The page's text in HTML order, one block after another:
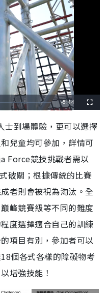
R
i
n
i
n
g
T
i
-5:44
u
s
c
e
e
到場體驗，更可以選擇
兒童均可參加，詳情可
Force競技挑戰者需以
破關；根據傳統的比賽
者則會被視為淘汰。全
峰競賽級等不同的難度
度選擇適合自己的訓練
項目有別，參加者可以
個各式各樣的障礙物考
增強技能！